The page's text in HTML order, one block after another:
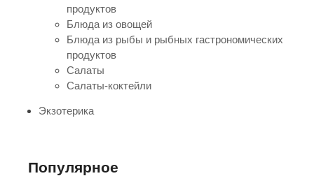
продуктов
Блюда из овощей
Блюда из рыбы и рыбных гастрономических
продуктов
Салаты
Салаты-коктейли
Экзотерика
Популярное